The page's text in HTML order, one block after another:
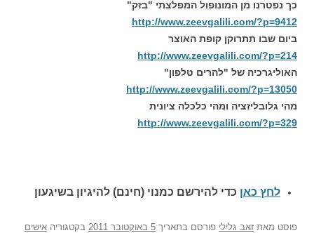
כך נפטרנו מן המונופול המפלצתי "בזק"
http://www.zeevgalili.com/?p=9412
ביום שבו תתרוקן קופת האוצר
http://www.zeevgalili.com/?p=214
האוליגרכיה של "להרים טלפון"
http://www.zeevgalili.com/?p=13050
מהי גלובליזציה ומהי כלכלה ציונית
http://www.zeevgalili.com/?p=329
לחץ כאן כדי להירשם כמנוי (חינם) להיגיון בשיגעון
פוסט מאת זאב גלילי פורסם בתאריך 5 באוקטובר 2011 בקטגוריה אישים